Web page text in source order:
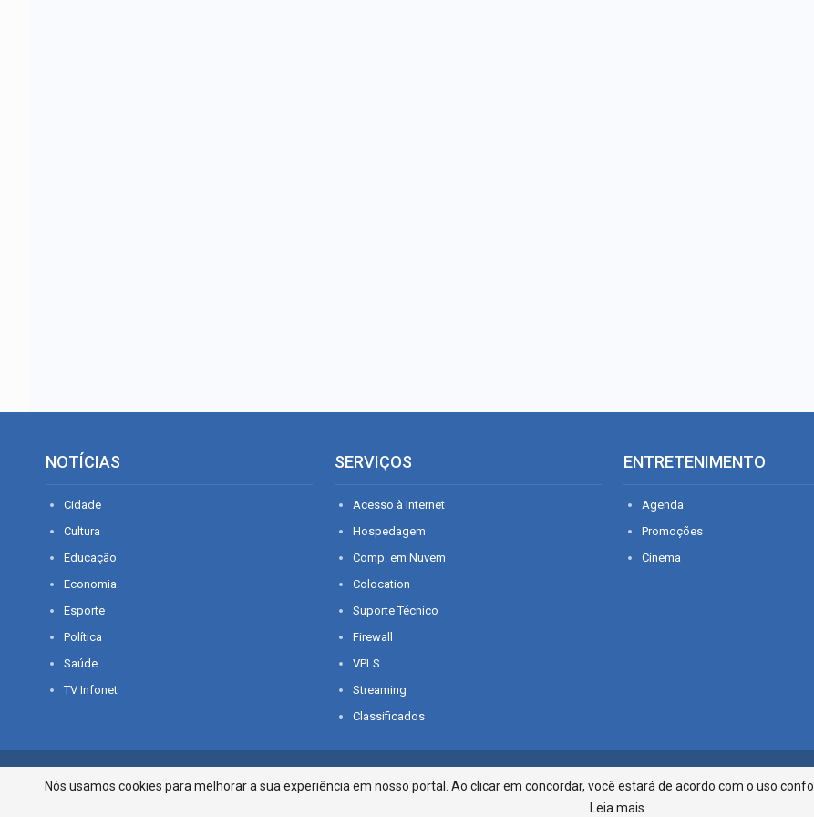
NOTÍCIAS
Cidade
Cultura
Educação
Economia
Esporte
Política
Saúde
TV Infonet
SERVIÇOS
Acesso à Internet
Hospedagem
Comp. em Nuvem
Colocation
Suporte Técnico
Firewall
VPLS
Streaming
Classificados
ENTRETENIMENTO
Agenda
Promoções
Cinema
© 2026 - O que é notícia em Sergipe. Todos os direitos reservados.
Infonet - Rua Monsenhor Silveira
Nós usamos cookies para melhorar a sua experiência em nosso portal. Ao clicar em concordar, você estará de acordo com o uso
Leia mais